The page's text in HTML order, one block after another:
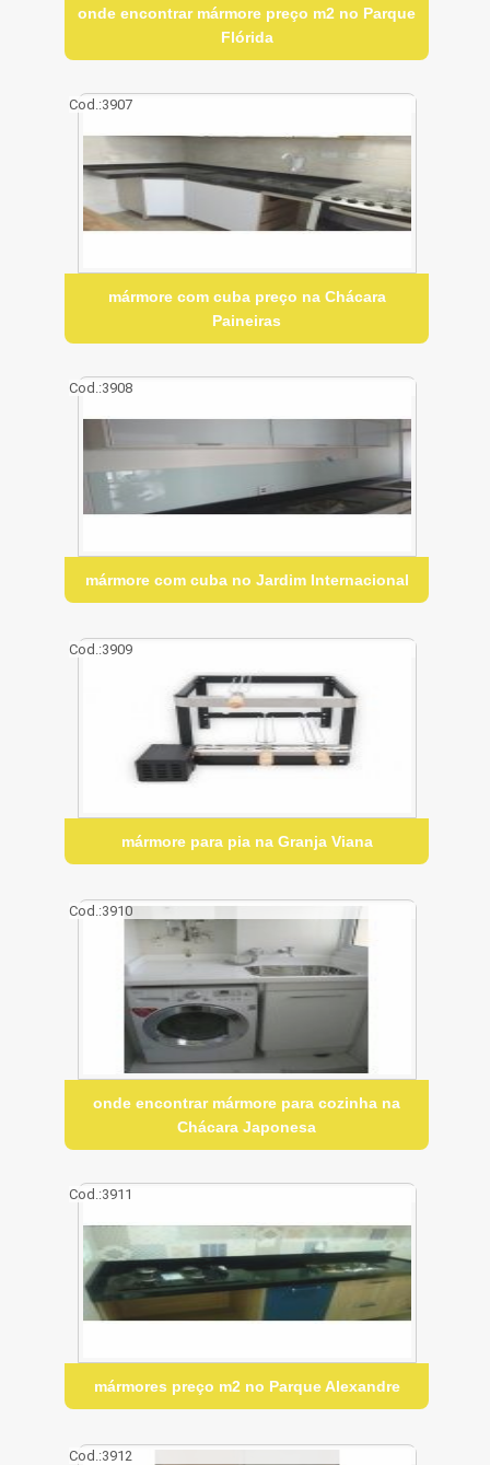
onde encontrar mármore preço m2 no Parque
Flórida
Cod.:3907
mármore com cuba preço na Chácara
Paineiras
Cod.:3908
mármore com cuba no Jardim Internacional
Cod.:3909
mármore para pia na Granja Viana
Cod.:3910
onde encontrar mármore para cozinha na
Chácara Japonesa
Cod.:3911
mármores preço m2 no Parque Alexandre
Cod.:3912